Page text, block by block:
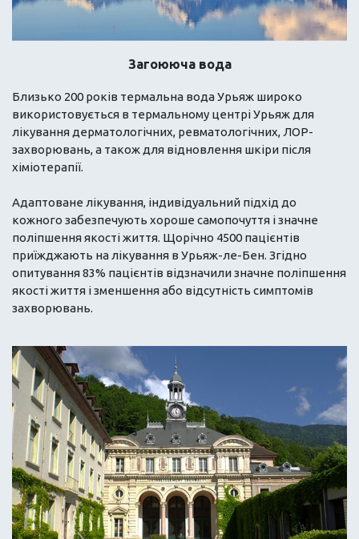
Загоююча вода
Близько 200 років термальна вода Урьяж широко
використовується в термальному центрі Урьяж для
лікування дерматологічних, ревматологічних, ЛОР-
захворювань, а також для відновлення шкіри після
хіміотерапії.
Адаптоване лікування, індивідуальний підхід до
кожного забезпечують хороше самопочуття і значне
поліпшення якості життя. Щорічно 4500 пацієнтів
приїжджають на лікування в Урьяж-ле-Бен. Згідно
опитування 83% пацієнтів відзначили значне поліпшення
якості життя і зменшення або відсутність симптомів
захворювань.